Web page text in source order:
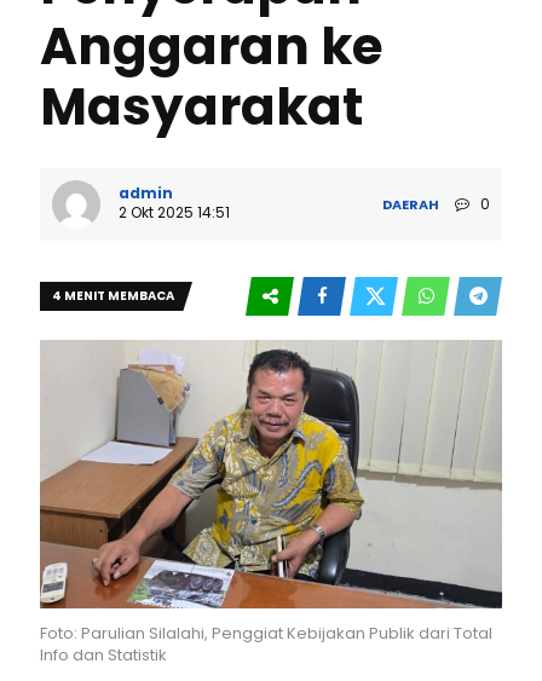
Anggaran ke
Masyarakat
admin
2 Okt 2025 14:51
DAERAH 0
4 MENIT MEMBACA
Foto: Parulian Silalahi, Penggiat Kebijakan Publik dari Total
Info dan Statistik